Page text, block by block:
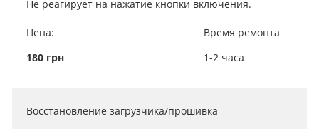
Не реагирует на нажатие кнопки включения.
Цена:
180 грн
Время ремонта
1-2 часа
Восстановление загрузчика/прошивка